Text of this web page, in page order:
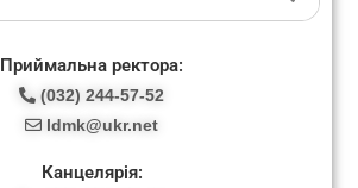
Приймальна ректора:
(032) 244-57-52
ldmk@ukr.net
Канцелярія: